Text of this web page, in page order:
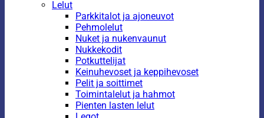
Lelut
Parkkitalot ja ajoneuvot
Pehmolelut
Nuket ja nukenvaunut
Nukkekodit
Potkuttelijat
Keinuhevoset ja keppihevoset
Pelit ja soittimet
Toimintalelut ja hahmot
Pienten lasten lelut